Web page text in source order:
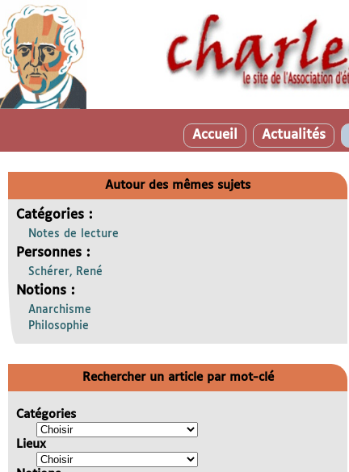
Accueil Actualités
Autour des mêmes sujets
Catégories :
Notes de lecture
Personnes :
Schérer, René
Notions :
Anarchisme
Philosophie
Rechercher un article par mot-clé
Catégories
Lieux